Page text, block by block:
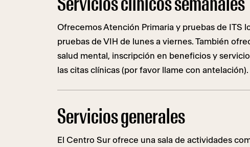
Ofrecemos Atención Primaria y pruebas de ITS
pruebas de VIH de lunes a viernes. También
salud mental, inscripción en beneficios y
las citas clínicas (por favor llame con antelación).
Servicios generales
El Centro Sur ofrece una sala de actividades